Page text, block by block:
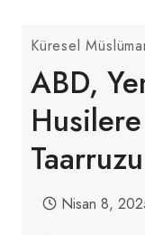
Küresel
ABD,
Nisan 8,